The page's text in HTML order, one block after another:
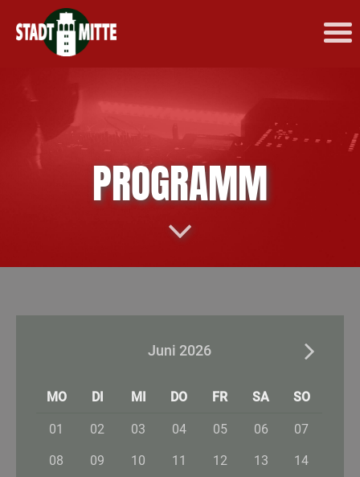
PROGRAMM
Juni 2026
MO DI MI DO FR SA SO
01 02 03 04 05 06 07
08 09 10 11 12 13 14